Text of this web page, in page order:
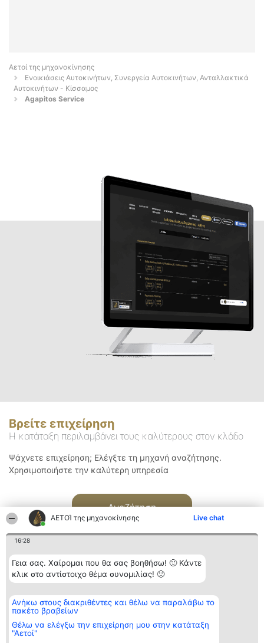
ΑΕΤΟΊ της μηχανοκίνησης Live chat
16:28
Γεια σας. Χαίρομαι που θα σας βοηθήσω! 🙂 Κάντε
κλικ στο αντίστοιχο θέμα συνομιλίας! 🙂
Ανήκω στους διακριθέντες και θέλω να παραλάβω το
πακέτο βραβείων
Θέλω να ελέγξω την επιχείρηση μου στην κατάταξη
"Αετοί"
Αετοί της μηχανοκίνησης
Ενοικιάσεις Αυτοκινήτων, Συνεργεία Αυτοκινήτων, Ανταλλακτικά
Αυτοκινήτων - Κίσσαμος
Agapitos Service
Βρείτε επιχείρηση
Η κατάταξη περιλαμβάνει τους καλύτερους στον κλάδο
Ψάχνετε επιχείρηση; Ελέγξτε τη μηχανή αναζήτησης.
Χρησιμοποιήστε την καλύτερη υπηρεσία
Αναζήτηση
Διοργανωτής της
κατάταξης
BEAUTIFUL COMPANY
ΤΗΛ. ΕΠΙΚΟΙΝΩΝΙΑΣ:
2104128019
Κατάταξη
Διακριθέντες
των
διακριθέντων
Επικοινωνία
Επικοινωνία